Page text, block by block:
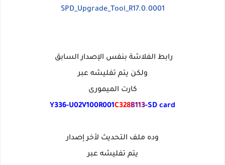
SPD_Upgrade_Tool_R17.0.0001
رابط الفلاشة بنفس الإصدار السابق
ولكن يتم تفليشه عبر
كارت الميمورى
Y336-U02V100R001C328B113-SD card
وده ملف التحديث لأخر إصدار
يتم تفليشه عبر